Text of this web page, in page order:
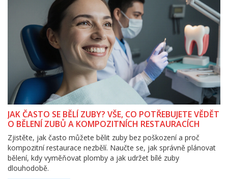
JAK ČASTO SE BĚLÍ ZUBY? VŠE, CO POTŘEBUJETE VĚDĚT
O BĚLENÍ ZUBŮ A KOMPOZITNÍCH RESTAURACÍCH
Zjistěte, jak často můžete bělit zuby bez poškození a proč
kompozitní restaurace nezbělí. Naučte se, jak správně plánovat
bělení, kdy vyměňovat plomby a jak udržet bílé zuby
dlouhodobě.